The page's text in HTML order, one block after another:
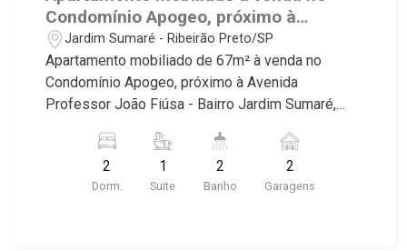
Condomínio Apogeo, próximo à
Avenida Professor João Fiúsa -
Ribeirão Preto/SP.
Jardim Sumaré - Ribeirão Preto/SP
Apartamento mobiliado de 67m² à venda no
Condomínio Apogeo, próximo à Avenida
Professor João Fiúsa - Bairro Jardim Sumaré,
deste imóvel que a Martinelli Imobiliária
selecionou para você: - 67m² de área útil - 2
dormitórios com armários e ar-condicionado
2
Dorm.
1
Suite
2
Banho
2
Garagens